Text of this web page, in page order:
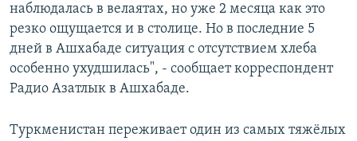
наблюдалась в велаятах, но уже 2 месяца как это
резко ощущается и в столице. Но в последние 5
дней в Ашхабаде ситуация с отсутствием хлеба
особенно ухудшилась", - сообщает корреспондент
Радио Азатлык в Ашхабаде.
Туркменистан переживает один из самых тяжёлых